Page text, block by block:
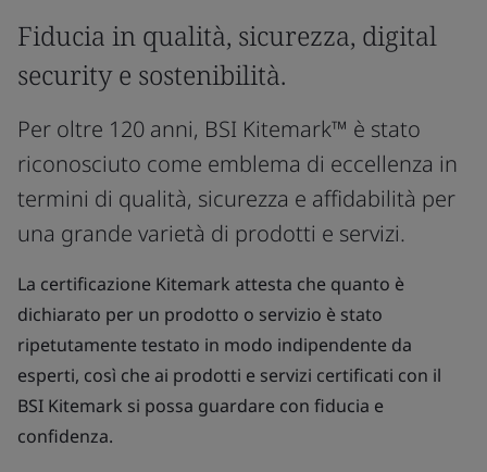
Fiducia in qualità, sicurezza, digital
security e sostenibilità.
Per oltre 120 anni, BSI Kitemark™ è stato
riconosciuto come emblema di eccellenza in
termini di qualità, sicurezza e affidabilità per
una grande varietà di prodotti e servizi.
La certificazione Kitemark attesta che quanto è
dichiarato per un prodotto o servizio è stato
ripetutamente testato in modo indipendente da
esperti, così che ai prodotti e servizi certificati con il
BSI Kitemark si possa guardare con fiducia e
confidenza.